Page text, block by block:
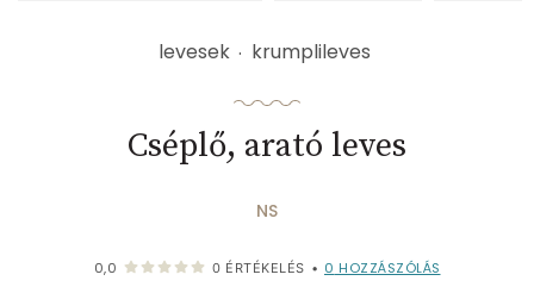
levesek krumplileves
Cséplő, arató leves
NS
0,0 0 ÉRTÉKELÉS • 0 HOZZÁSZÓLÁS